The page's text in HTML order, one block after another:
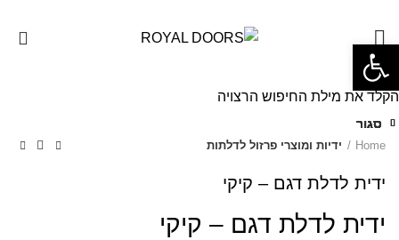
Home ידיות ומוצרי פרזול לדלתות
ידית לדלת דגם – קיקי
ידית לדלת דגם – קיקי
סגור
סגור
סגור
סגור
סגור
סגור
סגור
סגור
הקלד את מילת החיפוש הרצויה
פתח סרגל נגישות